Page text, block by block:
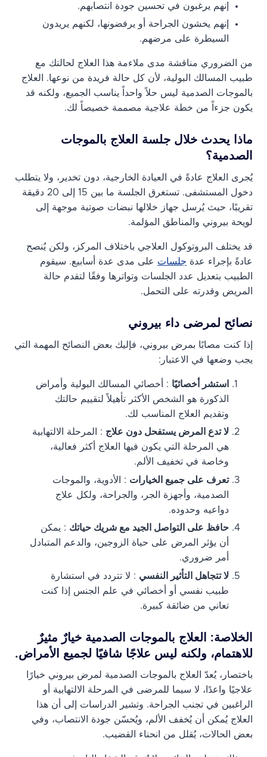
إنهم يرغبون في تحسين جودة انتصابهم.
إنهم يخشون الجراحة أو يرفضونها، لكنهم يريدون
السيطرة على مرضهم.
من الضروري مناقشة مدى ملاءمة هذا العلاج لحالتك مع
طبيب المسالك البولية، لأن كل حالة فريدة من نوعها. العلاج
بالموجات الصدمية ليس حلاً واحداً يناسب الجميع، ولكنه قد
يكون جزءاً من خطة علاجية مصممة خصيصاً لك.
ماذا يحدث خلال جلسة العلاج بالموجات
الصدمية؟
يُجرى العلاج عادةً في العيادة الخارجية، دون تخدير، ولا يتطلب
دخول المستشفى. تستغرق الجلسة ما بين 15 إلى 20 دقيقة
تقريبًا، حيث يُرسل جهاز خلالها نبضات صوتية موجهة إلى
لويحة بيروني والمناطق المؤلمة.
قد يختلف البروتوكول العلاجي باختلاف المركز، ولكن يُنصح
عادةً بإجراء عدة جلسات على مدى عدة أسابيع. سيقوم
الطبيب بتعديل عدد الجلسات وتواترها وفقًا لتقدم حالة
المريض وقدرته على التحمل.
نصائح لمرضى داء بيروني
إذا كنت مصابًا بمرض بيروني، فإليك بعض النصائح المهمة التي
يجب وضعها في الاعتبار:
استشر أخصائيًا : أخصائي المسالك البولية وأمراض
الذكورة هو الشخص الأكثر تأهيلاً لتقييم حالتك
وتقديم العلاج المناسب لك.
لا تدع المرض يستفحل دون علاج : المرحلة الالتهابية
هي المرحلة التي يكون فيها العلاج أكثر فعالية،
وخاصة في تخفيف الألم.
تعرف على جميع الخيارات : الأدوية، والموجات
الصدمية، وأجهزة الجر، والجراحة، ولكل علاج
دواعيه وحدوده.
حافظ على التواصل الجيد مع شريك حياتك : يمكن
أن يؤثر المرض على حياة الزوجين، والدعم المتبادل
أمر ضروري.
لا تتجاهل التأثير النفسي : لا تتردد في استشارة
طبيب نفسي أو أخصائي في علم الجنس إذا كنت
تعاني من ضائقة كبيرة.
الخلاصة: العلاج بالموجات الصدمية خيارٌ مثيرٌ
للاهتمام، ولكنه ليس علاجًا شافيًا لجميع الأمراض.
باختصار، يُعدّ العلاج بالموجات الصدمية لمرض بيروني خيارًا
علاجيًا واعدًا، لا سيما للمرضى في المرحلة الالتهابية أو
الراغبين في تجنب الجراحة. وتشير الدراسات إلى أن هذا
العلاج يُمكن أن يُخفف الألم، ويُحسّن جودة الانتصاب، وفي
بعض الحالات، يُقلل من انحناء القضيب.